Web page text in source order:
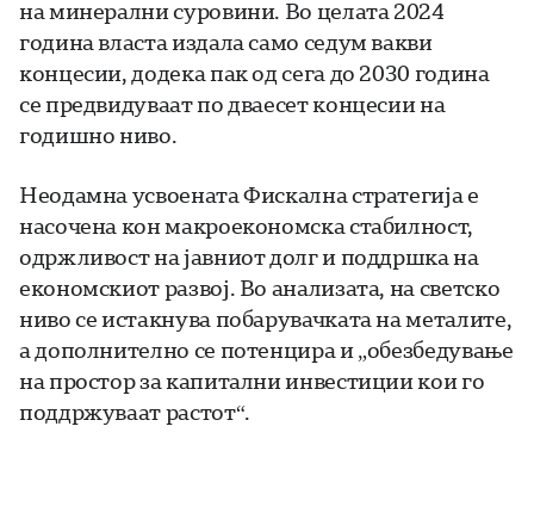
на минерални суровини. Во целата 2024
година власта издала само седум вакви
концесии, додека пак од сега до 2030 година
се предвидуваат по дваесет концесии на
годишно ниво.
Неодамна усвоената Фискална стратегија е
насочена кон макроекономска стабилност,
одржливост на јавниот долг и поддршка на
економскиот развој. Во анализата, на светско
ниво се истакнува побарувачката на металите,
а дополнително се потенцира и „обезбедување
на простор за капитални инвестиции кои го
поддржуваат растот“.